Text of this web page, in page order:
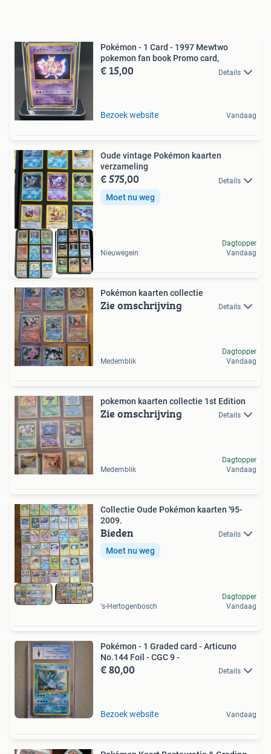
Pokémon - 1 Card - 1997 Mewtwo
pokemon fan book Promo card,
€ 15,00 Details
Bezoek website Vandaag
Oude vintage Pokémon kaarten
verzameling
€ 575,00 Details
Moet nu weg
Nieuwegein
Dagtopper
Vandaag
Pokémon kaarten collectie
Zie omschrijving Details
Medemblik
Dagtopper
Vandaag
pokemon kaarten collectie 1st Edition
Zie omschrijving Details
Medemblik
Dagtopper
Vandaag
Collectie Oude Pokémon kaarten '95-
2009.
Bieden Details
Moet nu weg
's-Hertogenbosch
Dagtopper
Vandaag
Pokémon - 1 Graded card - Articuno
No.144 Foil - CGC 9 -
€ 80,00 Details
Bezoek website Vandaag